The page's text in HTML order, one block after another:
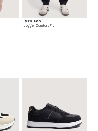
$ 79.900
Jogger Comfort Fit